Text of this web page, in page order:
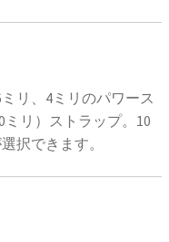
リ、4ミリのパワース
ミリ）ストラップ。10
択できます。